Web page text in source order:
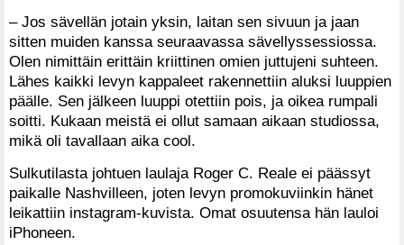
– Jos sävellän jotain yksin, laitan sen sivuun ja jaan
sitten muiden kanssa seuraavassa sävellyssessiossa.
Olen nimittäin erittäin kriittinen omien juttujeni suhteen.
Lähes kaikki levyn kappaleet rakennettiin aluksi luuppien
päälle. Sen jälkeen luuppi otettiin pois, ja oikea rumpali
soitti. Kukaan meistä ei ollut samaan aikaan studiossa,
mikä oli tavallaan aika cool.
Sulkutilasta johtuen laulaja Roger C. Reale ei päässyt
paikalle Nashvilleen, joten levyn promokuviinkin hänet
leikattiin instagram-kuvista. Omat osuutensa hän lauloi
iPhoneen.